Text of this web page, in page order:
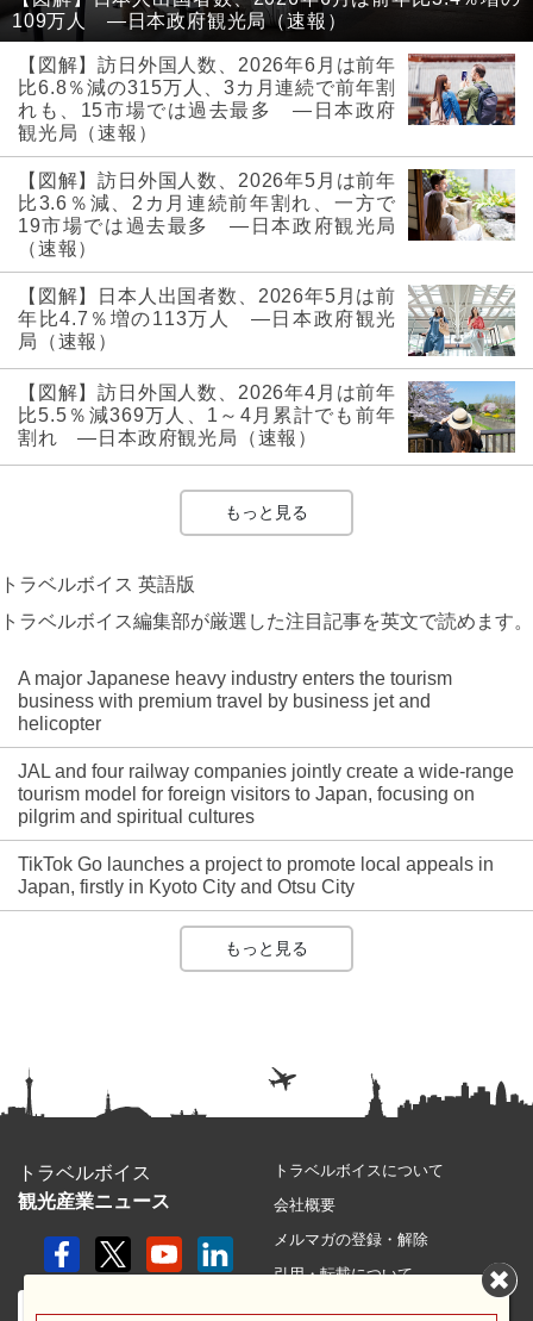
109万人 ―日本政府観光局（速報）
【図解】訪日外国人数、2026年6月は前年
比6.8％減の315万人、3カ月連続で前年割
れも、15市場では過去最多 ―日本政府
観光局（速報）
【図解】訪日外国人数、2026年5月は前年
比3.6％減、2カ月連続前年割れ、一方で
19市場では過去最多 ―日本政府観光局
（速報）
【図解】日本人出国者数、2026年5月は前
年比4.7％増の113万人 ―日本政府観光
局（速報）
【図解】訪日外国人数、2026年4月は前年
比5.5％減369万人、1～4月累計でも前年
割れ ―日本政府観光局（速報）
もっと見る
トラベルボイス 英語版
トラベルボイス編集部が厳選した注目記事を英文で読めます。
A major Japanese heavy industry enters the tourism
business with premium travel by business jet and
helicopter
JAL and four railway companies jointly create a wide-range
tourism model for foreign visitors to Japan, focusing on
pilgrim and spiritual cultures
TikTok Go launches a project to promote local appeals in
Japan, firstly in Kyoto City and Otsu City
もっと見る
トラベルボイス
観光産業ニュース
トラベルボイスについて
会社概要
メルマガの登録・解除
引用・転載について